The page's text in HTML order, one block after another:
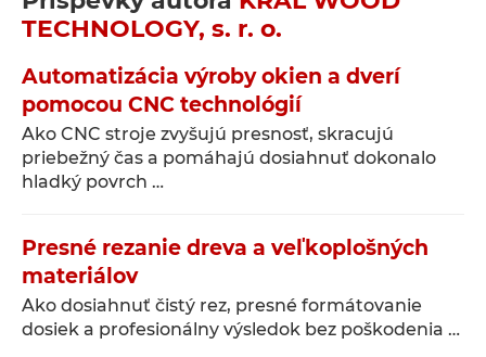
TECHNOLOGY, s. r. o.
Automatizácia výroby okien a dverí
pomocou CNC technológií
Ako CNC stroje zvyšujú presnosť, skracujú
priebežný čas a pomáhajú dosiahnuť dokonalo
hladký povrch …
Presné rezanie dreva a veľkoplošných
materiálov
Ako dosiahnuť čistý rez, presné formátovanie
dosiek a profesionálny výsledok bez poškodenia …